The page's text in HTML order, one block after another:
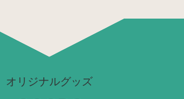
オリジナルグッズ